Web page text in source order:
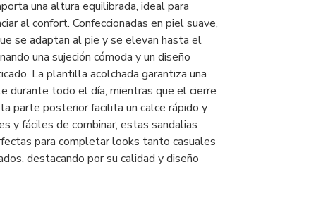
una altura equilibrada, ideal para
al confort. Confeccionadas en piel suave,
se adaptan al pie y se elevan hasta el
una sujeción cómoda y un diseño
La plantilla acolchada garantiza una
durante todo el día, mientras que el cierre
parte posterior facilita un calce rápido y
y fáciles de combinar, estas sandalias
para completar looks tanto casuales
destacando por su calidad y diseño